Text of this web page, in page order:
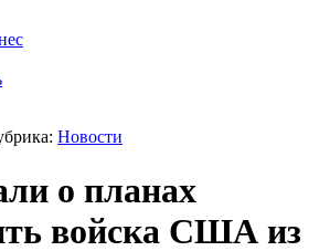
Новости
о планах
войска США из